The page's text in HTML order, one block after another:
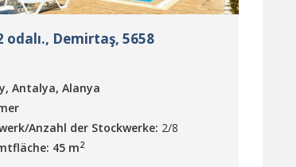
odalı., Demirtaş, 5658
Antalya, Alanya
Anzahl der Stockwerke: 2/8
45 m2